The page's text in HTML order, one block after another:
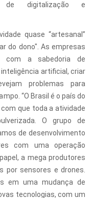
de digitalização e
quase “artesanal”
do dono". As empresas
com a sabedoria de
artificial, criar
problemas para
“O Brasil é o país do
que toda a atividade
O grupo de
de desenvolvimento
com uma operação
a mega produtores
por sensores e drones.
em uma mudança de
tecnologias, com um